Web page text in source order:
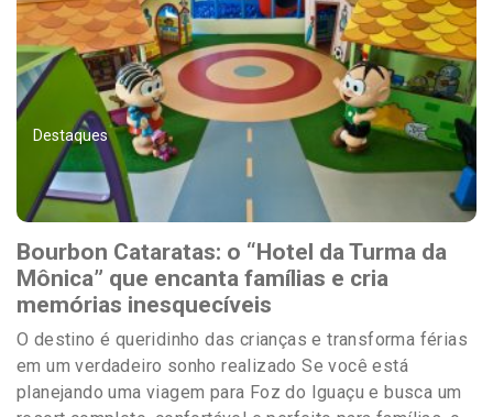
Destaques
Bourbon Cataratas: o “Hotel da Turma da
Mônica” que encanta famílias e cria
memórias inesquecíveis
O destino é queridinho das crianças e transforma férias
em um verdadeiro sonho realizado Se você está
planejando uma viagem para Foz do Iguaçu e busca um